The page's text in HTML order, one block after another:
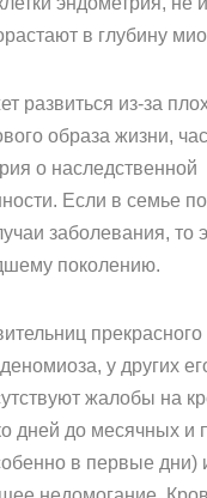
в глубину
развиться из-за
образа жизни,
о наследственной
Если в семье
заболевания, то
поколению.
у других
жалобы на
дней до месячных и
в первые дни)